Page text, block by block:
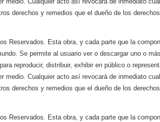
derechos y remedios que el dueño de los
Reservados. Esta obra, y cada parte que la
Se permite al usuario ver o descargar uno o
reproducir, distribuir, exhibir en público o
medio. Cualquier acto así revocará de inmediato
derechos y remedios que el dueño de los
Reservados. Esta obra, y cada parte que la